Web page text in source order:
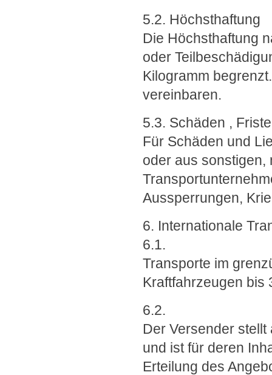
5.2. Höchsthaftung
Die Höchsthaftung
oder
Kilogramm
vereinbaren.
5.3. Schäden ,
Für Schäden und
oder aus sonstigen,
Aussperrungen,
6. Internationale
6.1.
Transporte im
Kraftfahrzeugen bis
6.2.
Der Versender
und ist für deren
Erteilung des